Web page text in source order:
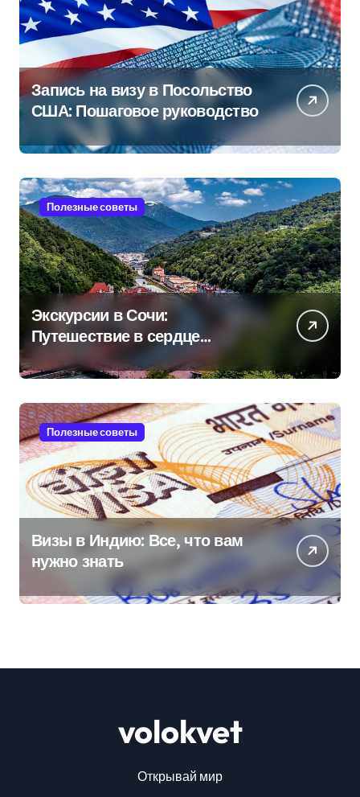
Запись на визу в Посольство
США: Пошаговое руководство
Полезные советы
Экскурсии в Сочи:
Путешествие в сердце
Черноморского курорта
Полезные советы
Визы в Индию: Все, что вам
нужно знать
volokvet
Открывай мир